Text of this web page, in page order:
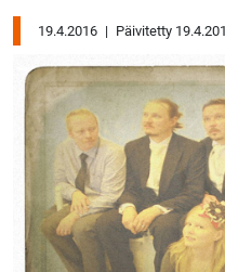
19.4.2016 | Päivitetty